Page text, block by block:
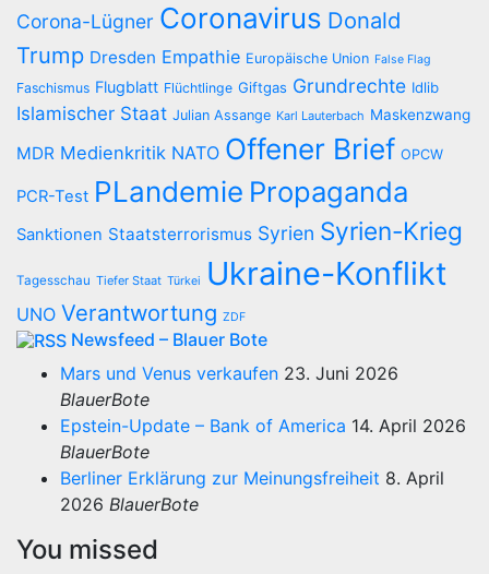
Corona-Lügner Coronavirus Donald
Trump Dresden Empathie Europäische Union False Flag
Faschismus Flugblatt Flüchtlinge Giftgas Grundrechte Idlib
Islamischer Staat Julian Assange Karl Lauterbach Maskenzwang
MDR Medienkritik NATO Offener Brief OPCW
PCR-Test PLandemie Propaganda
Sanktionen Staatsterrorismus Syrien Syrien-Krieg
Tagesschau Tiefer Staat Türkei Ukraine-Konflikt
UNO Verantwortung ZDF
Newsfeed – Blauer Bote
Mars und Venus verkaufen 23. Juni 2026
BlauerBote
Epstein-Update – Bank of America 14. April 2026
BlauerBote
Berliner Erklärung zur Meinungsfreiheit 8. April
2026 BlauerBote
You missed